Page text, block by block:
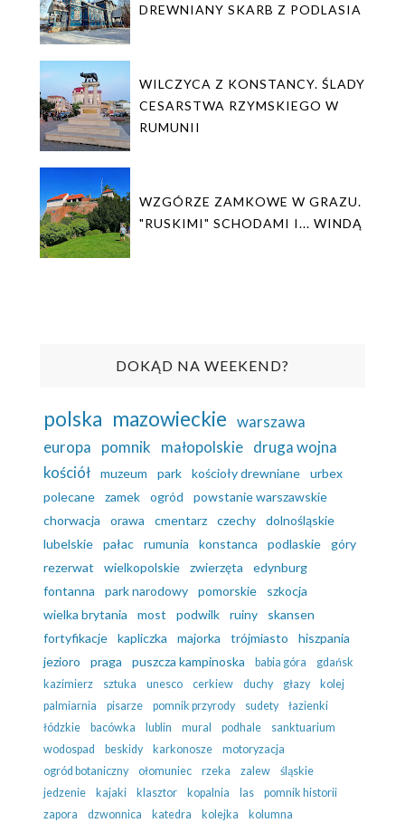
DREWNIANY SKARB Z PODLASIA
WILCZYCA Z KONSTANCY. ŚLADY
CESARSTWA RZYMSKIEGO W
RUMUNII
WZGÓRZE ZAMKOWE W GRAZU.
"RUSKIMI" SCHODAMI I... WINDĄ
DOKĄD NA WEEKEND?
polska mazowieckie warszawa
europa
pomnik małopolskie druga wojna
kościół
muzeum park kościoły drewniane
urbex
polecane
zamek ogród
powstanie warszawskie
chorwacja
orawa cmentarz czechy
dolnośląskie
lubelskie
pałac rumunia konstanca podlaskie
góry
rezerwat
wielkopolskie zwierzęta
edynburg
fontanna
park narodowy pomorskie
szkocja
wielka brytania
most podwilk ruiny
skansen
fortyfikacje
kapliczka majorka trójmiasto
hiszpania
jezioro
praga puszcza kampinoska babia góra
gdańsk
kazimierz
sztuka unesco cerkiew duchy głazy
kolej
palmiarnia
pisarze pomnik przyrody sudety
łazienki
łódzkie
bacówka lublin mural podhale
sanktuarium
wodospad
beskidy karkonosze
motoryzacja
ogród botaniczny
ołomuniec rzeka zalew
śląskie
jedzenie
kajaki klasztor kopalnia las
pomnik historii
zapora
dzwonnica katedra kolejka
kolumna